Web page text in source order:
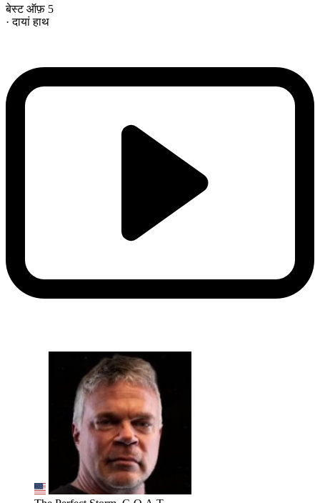
बेस्ट ऑफ़ 5
· दायां हाथ